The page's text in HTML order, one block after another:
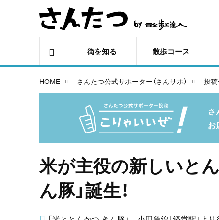
街を知る 散歩コース
HOME さんたつ公式サポーター（さんサポ） 投
さ
お
米が主役の新しいと
ん豚」誕生！